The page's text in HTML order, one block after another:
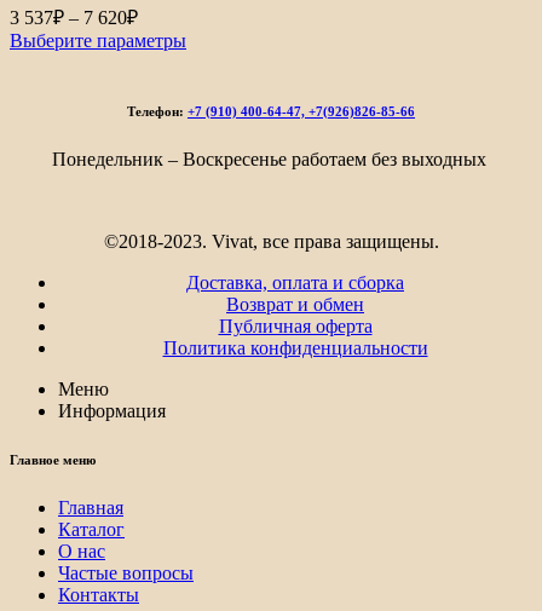
3 537₽ – 7 620₽Диапазон
цен:
3
620₽
Выберите параметры
Телефон: +7 (910) 400-64-47, +7(926)826-85-66
Понедельник – Воскресенье работаем без выходных
©2018-2023. Vivat, все права защищены.
Доставка, оплата и сборка
Возврат и обмен
Публичная оферта
Политика конфиденциальности
Меню
Информация
Главное меню
Главная
Каталог
О нас
Частые вопросы
Контакты